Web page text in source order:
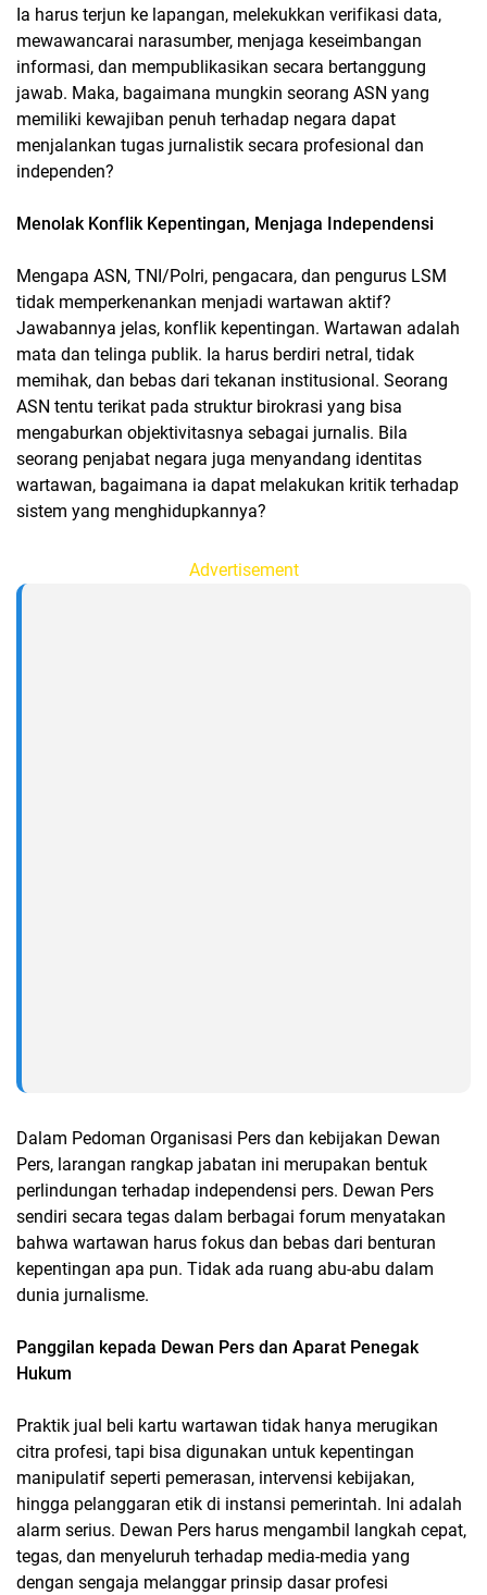
Ia harus terjun ke lapangan, melekukkan verifikasi data,
mewawancarai narasumber, menjaga keseimbangan
informasi, dan mempublikasikan secara bertanggung
jawab. Maka, bagaimana mungkin seorang ASN yang
memiliki kewajiban penuh terhadap negara dapat
menjalankan tugas jurnalistik secara profesional dan
independen?
Menolak Konflik Kepentingan, Menjaga Independensi
Mengapa ASN, TNI/Polri, pengacara, dan pengurus LSM
tidak memperkenankan menjadi wartawan aktif?
Jawabannya jelas, konflik kepentingan. Wartawan adalah
mata dan telinga publik. Ia harus berdiri netral, tidak
memihak, dan bebas dari tekanan institusional. Seorang
ASN tentu terikat pada struktur birokrasi yang bisa
mengaburkan objektivitasnya sebagai jurnalis. Bila
seorang penjabat negara juga menyandang identitas
wartawan, bagaimana ia dapat melakukan kritik terhadap
sistem yang menghidupkannya?
Advertisement
Dalam Pedoman Organisasi Pers dan kebijakan Dewan
Pers, larangan rangkap jabatan ini merupakan bentuk
perlindungan terhadap independensi pers. Dewan Pers
sendiri secara tegas dalam berbagai forum menyatakan
bahwa wartawan harus fokus dan bebas dari benturan
kepentingan apa pun. Tidak ada ruang abu-abu dalam
dunia jurnalisme.
Panggilan kepada Dewan Pers dan Aparat Penegak
Hukum
Praktik jual beli kartu wartawan tidak hanya merugikan
citra profesi, tapi bisa digunakan untuk kepentingan
manipulatif seperti pemerasan, intervensi kebijakan,
hingga pelanggaran etik di instansi pemerintah. Ini adalah
alarm serius. Dewan Pers harus mengambil langkah cepat,
tegas, dan menyeluruh terhadap media-media yang
dengan sengaja melanggar prinsip dasar profesi